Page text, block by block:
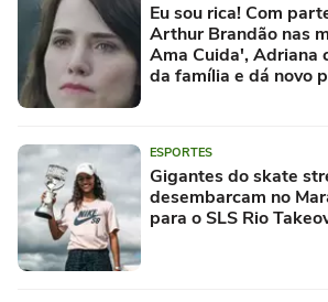
Eu sou rica! Com
Arthur Brandão nas
Ama Cuida', Adriana
da família e dá novo
ESPORTES
Gigantes do skate
desembarcam no
para o SLS Rio